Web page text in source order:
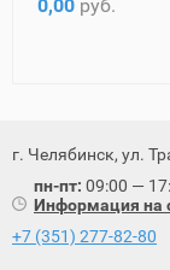
0,00 руб.
г. Челябинск, ул.
пн-пт: 09:00 —
Информация на
+7 (351) 277-82-80